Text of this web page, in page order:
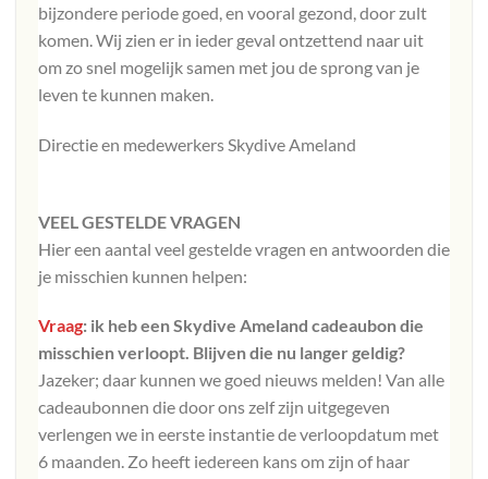
bijzondere periode goed, en vooral gezond, door zult
komen. Wij zien er in ieder geval ontzettend naar uit
om zo snel mogelijk samen met jou de sprong van je
leven te kunnen maken.
Directie en medewerkers Skydive Ameland
VEEL GESTELDE VRAGEN
Hier een aantal veel gestelde vragen en antwoorden die
je misschien kunnen helpen:
Vraag: ik heb eenSkydive Ameland cadeaubon die
misschien verloopt. Blijven die nu langer geldig?
Jazeker; daar kunnen we goed nieuws melden! Van alle
cadeaubonnen die door ons zelf zijn uitgegeven
verlengen we in eerste instantie de verloopdatum met
6 maanden. Zo heeft iedereen kans om zijn of haar